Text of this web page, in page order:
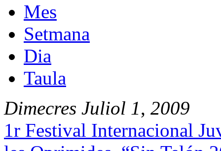
Mes
Setmana
Dia
Taula
Dimecres Juliol 1, 2009
1r Festival Internacional